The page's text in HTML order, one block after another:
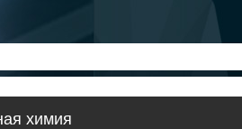
химия